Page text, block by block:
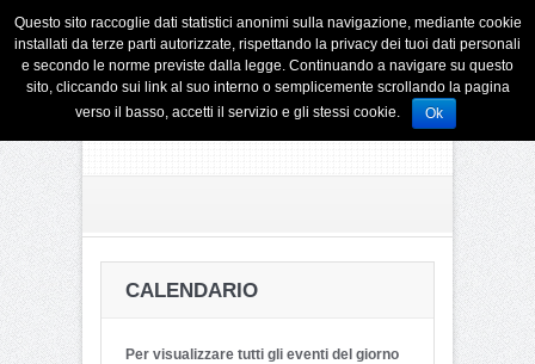
CALENDARIO
Per visualizzare tutti gli eventi del giorno
Questo sito raccoglie dati statistici anonimi sulla navigazione, mediante cookie
installati da terze parti autorizzate, rispettando la privacy dei tuoi dati personali
e secondo le norme previste dalla legge. Continuando a navigare su questo
sito, cliccando sui link al suo interno o semplicemente scrollando la pagina
verso il basso, accetti il servizio e gli stessi cookie.
Ok